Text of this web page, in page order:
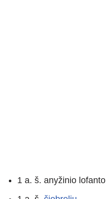
1 a. š. anyžinio lofanto